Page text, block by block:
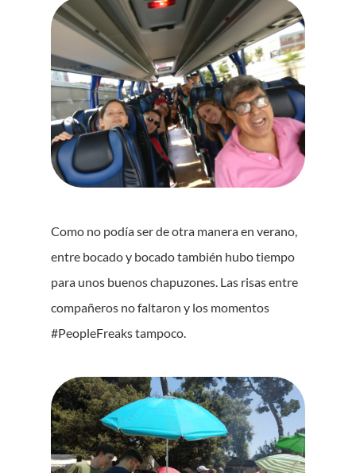
Como no podía ser de otra manera en verano,
entre bocado y bocado también hubo tiempo
para unos buenos chapuzones. Las risas entre
compañeros no faltaron y los momentos
#PeopleFreaks tampoco.